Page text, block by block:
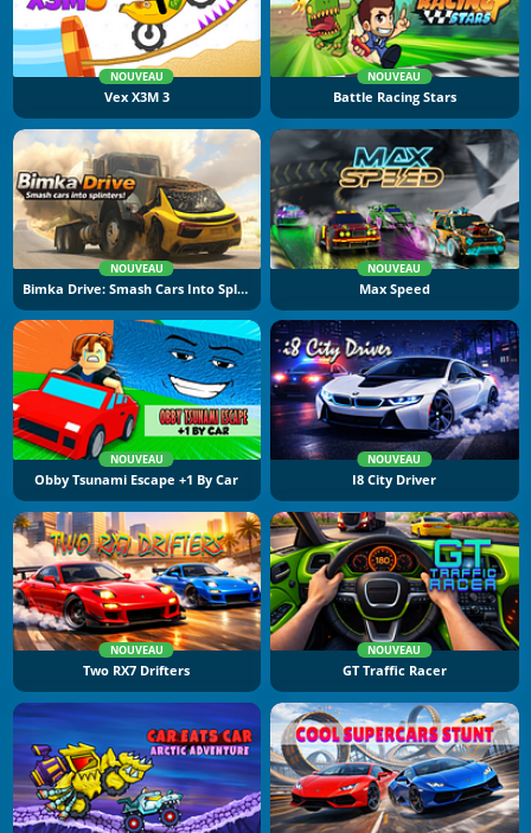
NOUVEAU
Vex X3M 3
NOUVEAU
Battle Racing Stars
NOUVEAU
Bimka Drive: Smash Cars Into Splinters
NOUVEAU
Max Speed
NOUVEAU
Obby Tsunami Escape +1 By Car
NOUVEAU
I8 City Driver
NOUVEAU
Two RX7 Drifters
NOUVEAU
GT Traffic Racer